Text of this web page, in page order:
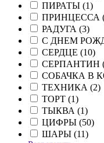
ПИРАТЫ (1)
ПРИНЦЕССА
РАДУГА (3)
С ДНЕМ
СЕРДЦЕ (10)
СЕРПАНТИН
СОБАЧКА В
ТЕХНИКА (2)
ТОРТ (1)
ТЫКВА (1)
ЦИФРЫ (50)
ШАРЫ (11)